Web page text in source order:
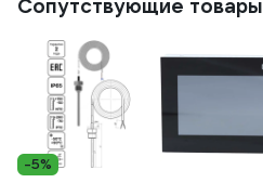
Сопутствующие товары
-5%